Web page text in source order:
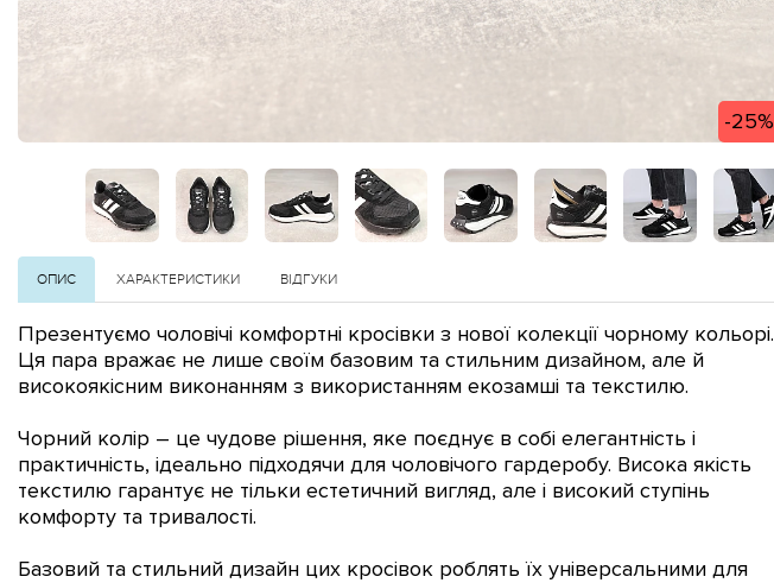
-25%
ОПИС ХАРАКТЕРИСТИКИ ВІДГУКИ
Презентуємо чоловічі комфортні кросівки з нової колекції чорному кольорі.
Ця пара вражає не лише своїм базовим та стильним дизайном, але й
високоякісним виконанням з використанням екозамші та текстилю.
Чорний колір – це чудове рішення, яке поєднує в собі елегантність і
практичність, ідеально підходячи для чоловічого гардеробу. Висока якість
текстилю гарантує не тільки естетичний вигляд, але і високий ступінь
комфорту та тривалості.
Базовий та стильний дизайн цих кросівок роблять їх універсальними для